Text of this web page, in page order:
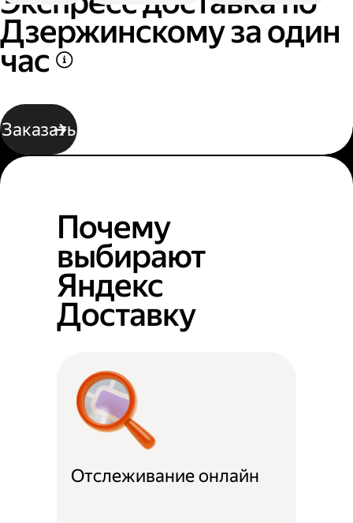
Дзержинскому за один
час
Заказать
Почему
выбирают
Яндекс
Доставку
Отслеживание онлайн